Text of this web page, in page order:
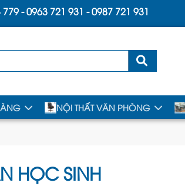
779-0963 721 931 -0987 721 931
NỘI THẤT VĂN PHÒNG
HỌC SINH